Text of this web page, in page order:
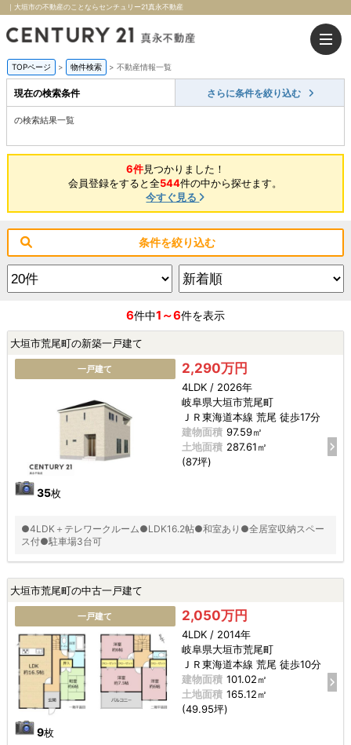
｜大垣市の不動産のことならセンチュリー21真永不動産
TOPページ > 物件検索 > 不動産情報一覧
現在の検索条件 さらに条件を絞り込む
の検索結果一覧
6件見つかりました！
会員登録をすると全544件の中から探せます。
今すぐ見る
条件を絞り込む
6件中1～6件を表示
大垣市荒尾町の新築一戸建て
一戸建て
35枚
2,290万円
4LDK / 2026年
岐阜県大垣市荒尾町
ＪＲ東海道本線 荒尾 徒歩17分
建物面積 97.59㎡
土地面積 287.61㎡
(87坪)
●4LDK＋テレワークルーム●LDK16.2帖●和室あり●全居室収納スペー
ス付●駐車場3台可
大垣市荒尾町の中古一戸建て
一戸建て
9枚
2,050万円
4LDK / 2014年
岐阜県大垣市荒尾町
ＪＲ東海道本線 荒尾 徒歩10分
建物面積 101.02㎡
土地面積 165.12㎡
(49.95坪)